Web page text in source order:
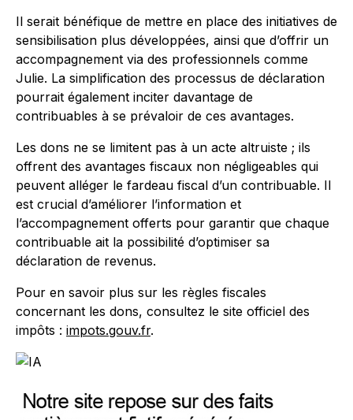
Il serait bénéfique de mettre en place des initiatives de
sensibilisation plus développées, ainsi que d’offrir un
accompagnement via des professionnels comme
Julie. La simplification des processus de déclaration
pourrait également inciter davantage de
contribuables à se prévaloir de ces avantages.
Les dons ne se limitent pas à un acte altruiste ; ils
offrent des avantages fiscaux non négligeables qui
peuvent alléger le fardeau fiscal d’un contribuable. Il
est crucial d’améliorer l’information et
l’accompagnement offerts pour garantir que chaque
contribuable ait la possibilité d’optimiser sa
déclaration de revenus.
Pour en savoir plus sur les règles fiscales
concernant les dons, consultez le site officiel des
impôts : impots.gouv.fr.